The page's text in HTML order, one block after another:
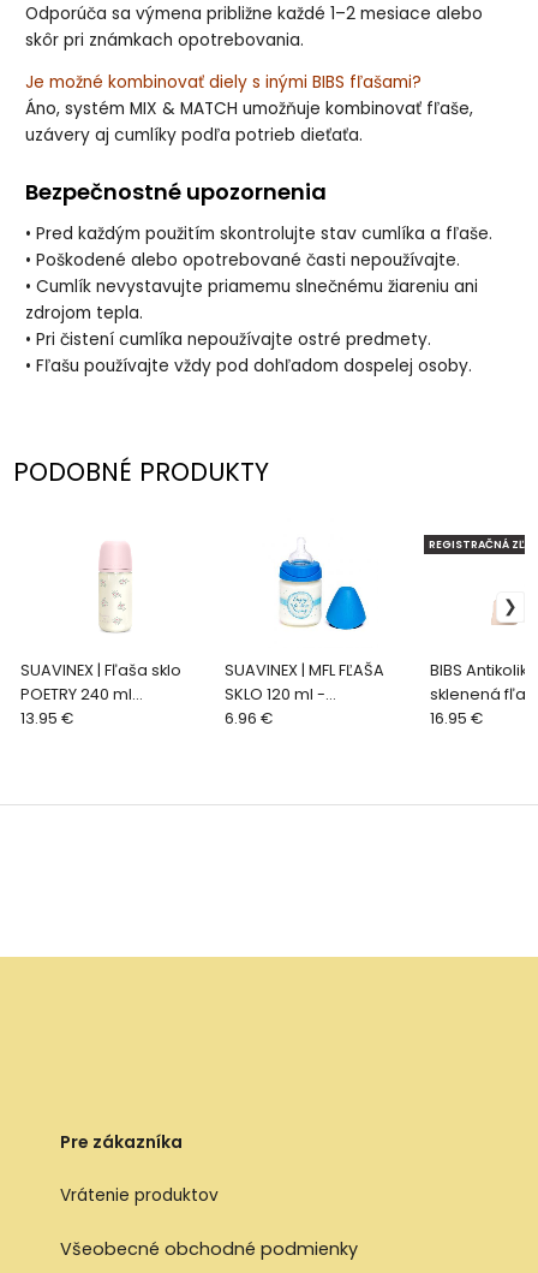
Odporúča sa výmena približne každé 1–2 mesiace alebo
skôr pri známkach opotrebovania.
Je možné kombinovať diely s inými BIBS fľašami?
Áno, systém MIX & MATCH umožňuje kombinovať fľaše,
uzávery aj cumlíky podľa potrieb dieťaťa.
Bezpečnostné upozornenia
• Pred každým použitím skontrolujte stav cumlíka a fľaše.
• Poškodené alebo opotrebované časti nepoužívajte.
• Cumlík nevystavujte priamemu slnečnému žiareniu ani
zdrojom tepla.
• Pri čistení cumlíka nepoužívajte ostré predmety.
• Fľašu používajte vždy pod dohľadom dospelej osoby.
PODOBNÉ PRODUKTY
SUAVINEX | Fľaša sklo
POETRY 240 ml
fyziologická SX PRO +3
13.95 €
SUAVINEX | MFL FĽAŠA
SKLO 120 ml -
MODRÁ/ENJOY
6.96 €
BIBS
sklenená
silikónovým
REGISTRAČNÁ
16.95 €
Pre zákazníka
Vrátenie produktov
Všeobecné obchodné podmienky